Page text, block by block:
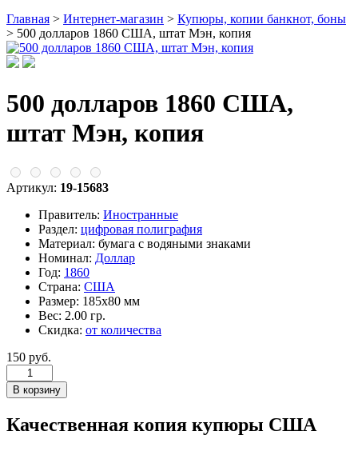
Главная > Интернет-магазин > Купюры, копии банкнот, боны
> 500 долларов 1860 США, штат Мэн, копия
500 долларов 1860 США,
штат Мэн, копия
Артикул: 19-15683
Правитель: Иностранные
Раздел: цифровая полиграфия
Материал: бумага с водяными знаками
Номинал: Доллар
Год: 1860
Страна: США
Размер: 185х80 мм
Вес: 2.00 гр.
Скидка: от количества
150 руб.
Качественная копия купюры США